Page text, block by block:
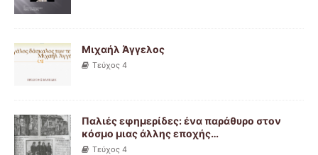
Μιχαήλ Άγγελος
Τεύχος 4
Παλιές εφημερίδες: ένα παράθυρο στον
κόσμο μιας άλλης εποχής…
Τεύχος 4